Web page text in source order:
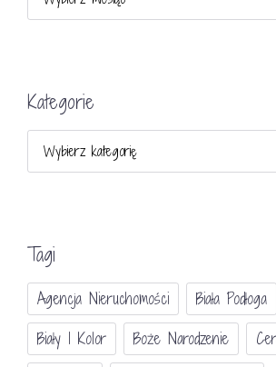
Kategorie
Tagi
Agencja Nieruchomości Biała Podłoga
Biały I Kolor
Boże Narodzenie